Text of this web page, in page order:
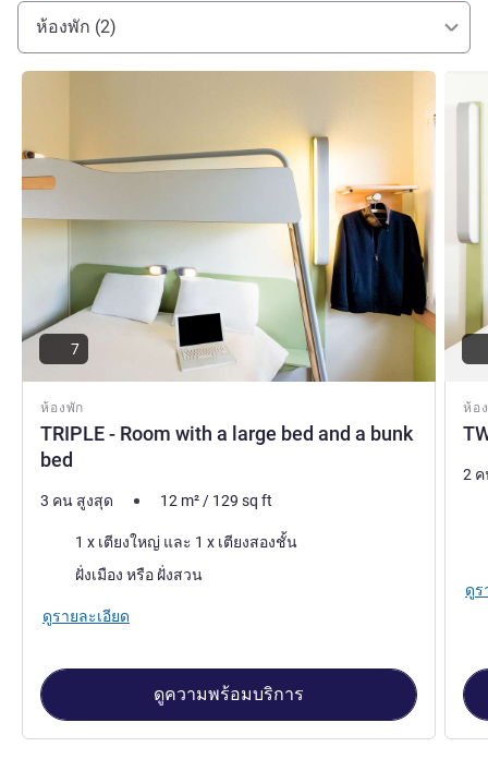
Bien cordialement
Directeur : Mr ZIOU MBAREK
Mbarek ZIOU ฝ่ายบริหารโรงแรม
ห้องพัก (2)
ห้องพัก
TRIPLE - Room with a large bed and a bunk
bed
ดูรายละเอียด
7
3 คน สูงสุด 12 m²/ 129 sq ft
เครื่องนอน
1 x เตียงใหญ่ และ 1 x เตียงสองชั้น
ฝั่งเมือง หรือ ฝั่งสวน
ดูรายละเอียด
ดูความพร้อมบริการ
ห้อ
2
ดูร